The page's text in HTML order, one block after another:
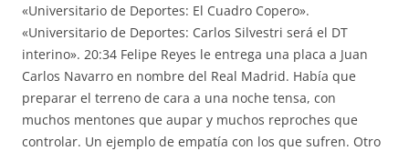
«Universitario de Deportes: El Cuadro Copero».
«Universitario de Deportes: Carlos Silvestri será el DT
interino». 20:34 Felipe Reyes le entrega una placa a Juan
Carlos Navarro en nombre del Real Madrid. Había que
preparar el terreno de cara a una noche tensa, con
muchos mentones que aupar y muchos reproches que
controlar. Un ejemplo de empatía con los que sufren. Otro